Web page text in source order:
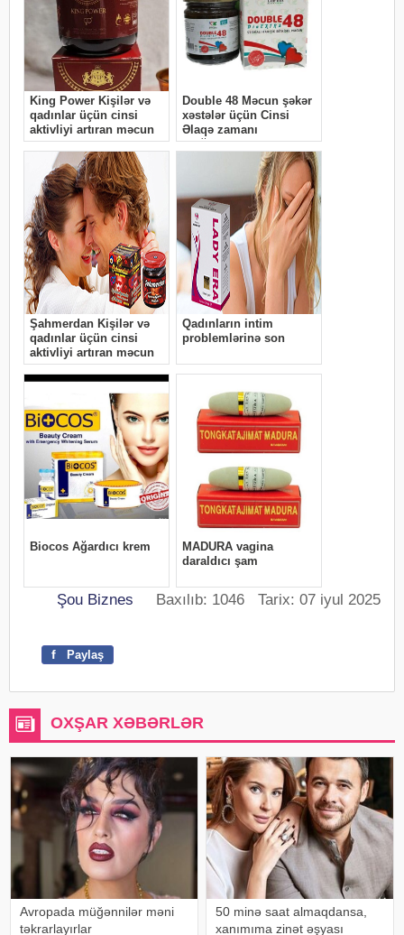
Şou Biznes Baxılıb: 1046 Tarix: 07 iyul 2025
f Paylaş
OXŞAR XƏBƏRLƏR
Avropada müğənnilər məni
təkrarlayırlar
50 minə saat almaqdansa,
xanımıma zinət əşyası